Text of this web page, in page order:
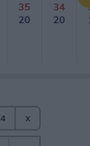
35
20
34
20
4 x